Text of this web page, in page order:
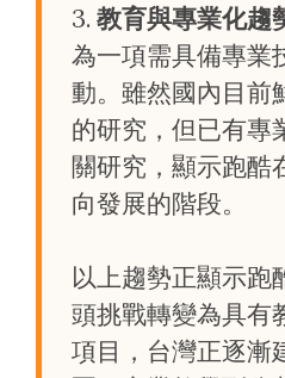
3. 教育與專業化趨
為一項需具備專業
動。雖然國內目前
的研究，但已有專
關研究，顯示跑酷
向發展的階段。
以上趨勢正顯示跑
頭挑戰轉變為具有
項目，台灣正逐漸